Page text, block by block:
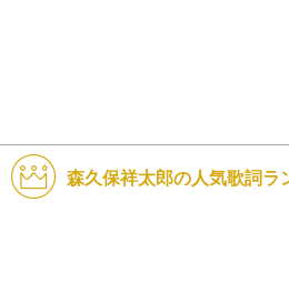
森久保祥太郎の人気歌詞ラ